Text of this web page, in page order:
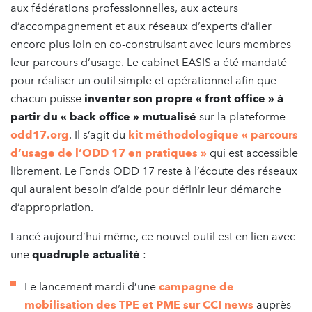
aux fédérations professionnelles, aux acteurs
d’accompagnement et aux réseaux d’experts d’aller
encore plus loin en co-construisant avec leurs membres
leur parcours d’usage. Le cabinet EASIS a été mandaté
pour réaliser un outil simple et opérationnel afin que
chacun puisse inventer son propre « front office » à
partir du « back office » mutualisé sur la plateforme
odd17.org. Il s’agit du kit méthodologique « parcours
d’usage de l’ODD 17 en pratiques » qui est accessible
librement. Le Fonds ODD 17 reste à l’écoute des réseaux
qui auraient besoin d’aide pour définir leur démarche
d’appropriation.
Lancé aujourd’hui même, ce nouvel outil est en lien avec
une quadruple actualité :
Le lancement mardi d’une campagne de
mobilisation des TPE et PME sur CCI news auprès